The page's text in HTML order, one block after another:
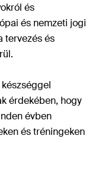
és
és nemzeti jogi
tervezés és
érdekében, hogy
évben
és tréningeken